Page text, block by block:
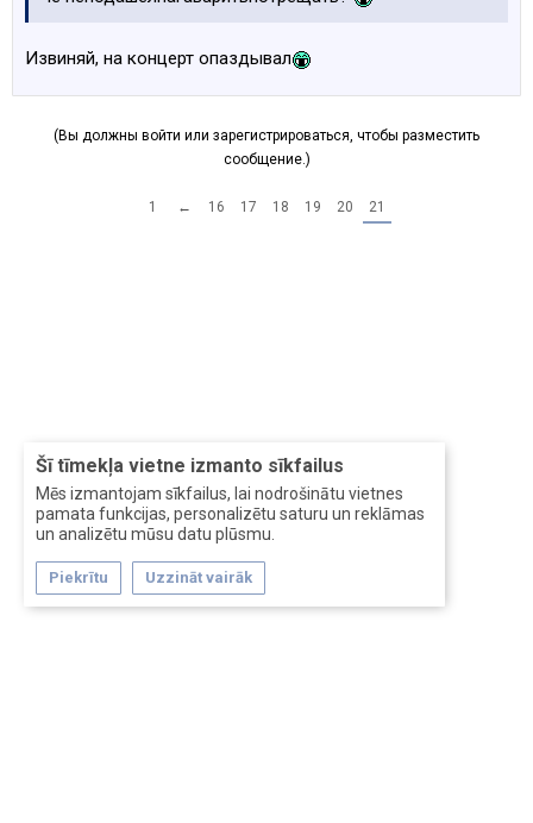
Šī tīmekļa vietne izmanto sīkfailus
Mēs izmantojam sīkfailus, lai nodrošinātu vietnes
pamata funkcijas, personalizētu saturu un reklāmas
un analizētu mūsu datu plūsmu.
Piekrītu Uzzināt vairāk
Извиняй, на концерт опаздывал
(Вы должны войти или зарегистрироваться, чтобы разместить
сообщение.)
1 ← 16 17 18 19 20 21